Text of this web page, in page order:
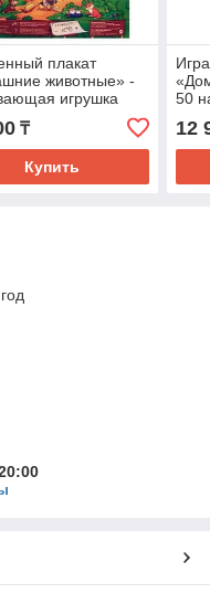
плакат
животные» -
игрушка
₸
Купить
50
12